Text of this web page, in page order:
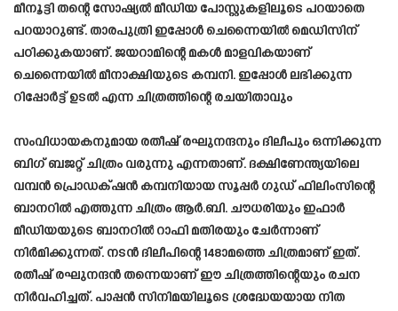
മീനൂട്ടി തന്റെ സോഷ്യൽ മീഡിയ പോസ്റ്റുകളിലൂടെ പറയാതെ
പറയാറുണ്ട്. താരപുത്രി ഇപ്പോൾ ചെന്നൈയിൽ മെഡിസിന്
പഠിക്കുകയാണ്. ജയറാമിന്റെ മകൾ മാളവികയാണ്
ചെന്നൈയിൽ മീനാക്ഷിയുടെ കമ്പനി. ഇപ്പോൾ ലഭിക്കുന്ന
റിപ്പോർട്ട്‌ ഉടൽ എന്ന ചിത്രത്തിന്റെ രചയിതാവും
സംവിധായകനുമായ രതീഷ് രഘുനന്ദനും ദിലീപും ഒന്നിക്കുന്ന
ബിഗ് ബജറ്റ് ചിത്രം വരുന്നു എന്നതാണ്. ദക്ഷിണേന്ത്യയിലെ
വമ്പൻ പ്രൊഡക്‌ഷൻ കമ്പനിയായ സൂപ്പർ ഗുഡ് ഫിലിംസിന്റെ
ബാനറിൽ എത്തുന്ന ചിത്രം ആർ.ബി. ചൗധരിയും ഇഫാർ
മീഡിയയുടെ ബാനറിൽ റാഫി മതിരയും ചേർന്നാണ്
നിർമിക്കുന്നത്. നടൻ ദിലീപിന്റെ 148ാമത്തെ ചിത്രമാണ് ഇത്.
രതീഷ് രഘുനന്ദൻ തന്നെയാണ് ഈ ചിത്രത്തിന്റെയും രചന
നിർവഹിച്ചത്. പാപ്പൻ സിനിമയിലൂടെ ശ്രദ്ധേയയായ നിത